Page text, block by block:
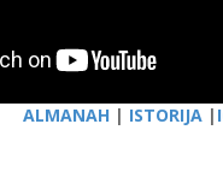
ALMANAH | ISTORIJA |